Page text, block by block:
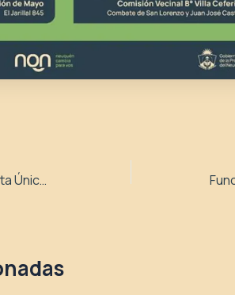
La Provincia capacita sobre Boleta Única Papel en la Región Alto Neuquén